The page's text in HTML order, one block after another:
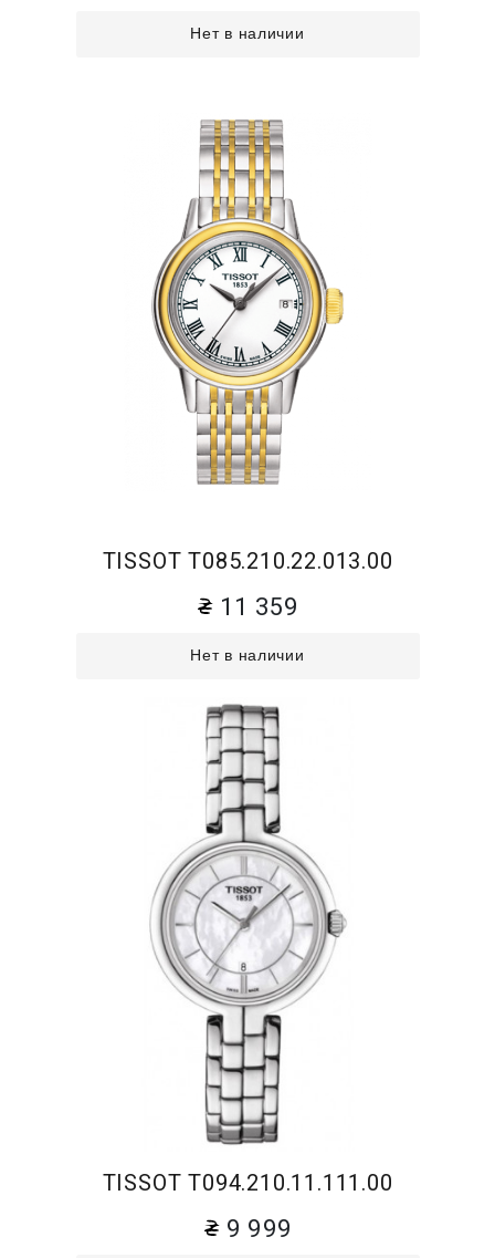
Нет в наличии
TISSOT T085.210.22.013.00
11 359
Нет в наличии
TISSOT T094.210.11.111.00
9 999